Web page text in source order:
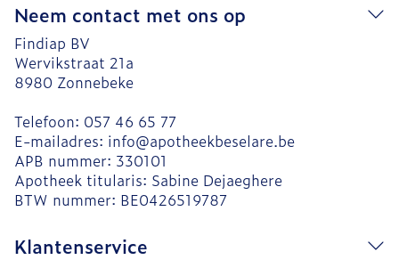
Neem contact met ons op
Findiap BV
Wervikstraat 21a
8980 Zonnebeke
Telefoon: 057 46 65 77
E-mailadres: info@apotheekbeselare.be
APB nummer: 330101
Apotheek titularis: Sabine Dejaeghere
BTW nummer: BE0426519787
Klantenservice